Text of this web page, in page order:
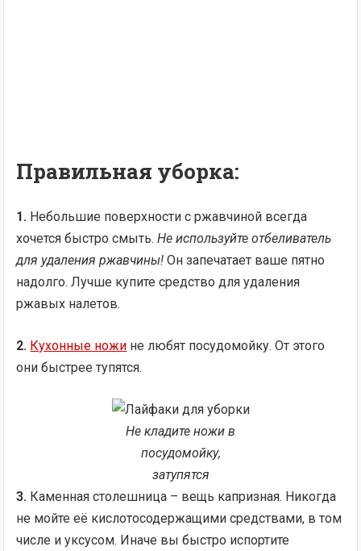
Правильная уборка:
1. Небольшие поверхности с ржавчиной всегда
хочется быстро смыть.Не используйте отбеливатель
для удаления ржавчины! Он запечатает ваше пятно
надолго. Лучше купите средство для удаления
ржавых налетов.
2. Кухонные ножи не любят посудомойку. От этого
они быстрее тупятся.
Не кладите ножи в
посудомойку,
затупятся
3. Каменная столешница – вещь капризная. Никогда
не мойте её кислотосодержащими средствами, в том
числе и уксусом. Иначе вы быстро испортите